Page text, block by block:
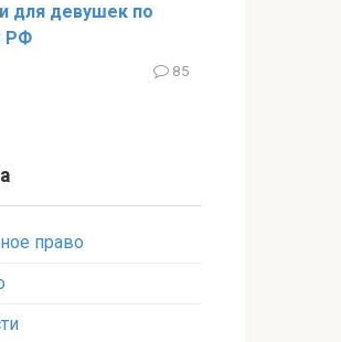
для девушек по
РФ
85
право